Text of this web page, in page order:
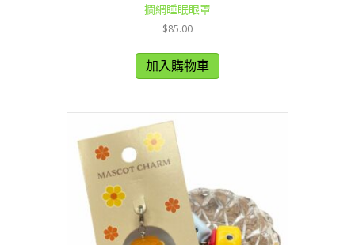
攔網睡眠眼罩
$85.00
加入購物車